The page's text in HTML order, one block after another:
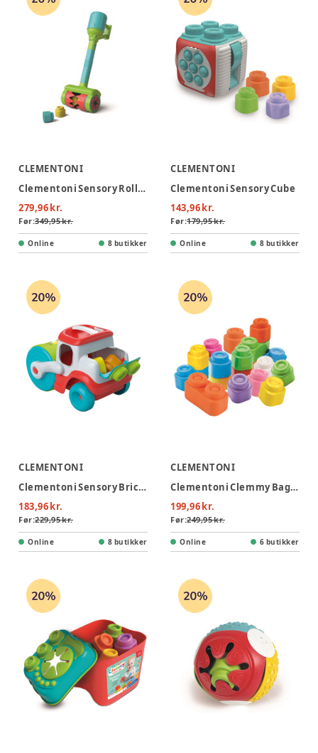
CLEMENTONI
Clementoni Sensory Roller Vacuum
279,96 kr.
Før:349,95 kr.
Online 8 butikker
CLEMENTONI
Clementoni Sensory Cube
143,96 kr.
Før:179,95 kr.
Online 8 butikker
CLEMENTONI
Clementoni Sensory Brick Eater
183,96 kr.
Før:229,95 kr.
Online 8 butikker
CLEMENTONI
Clementoni Clemmy Bag 20pcs
199,96 kr.
Før:249,95 kr.
Online 6 butikker